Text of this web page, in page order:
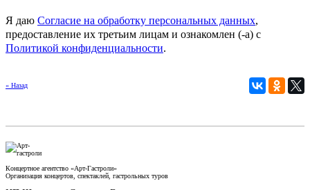
Я даю Согласие на обработку персональных данных,
предоставление их третьим лицам и ознакомлен (-а) c
Политикой конфиденциальности.
« Назад
Концертное агентство «Арт-Гастроли»
Организация концертов, спектаклей, гастрольных туров